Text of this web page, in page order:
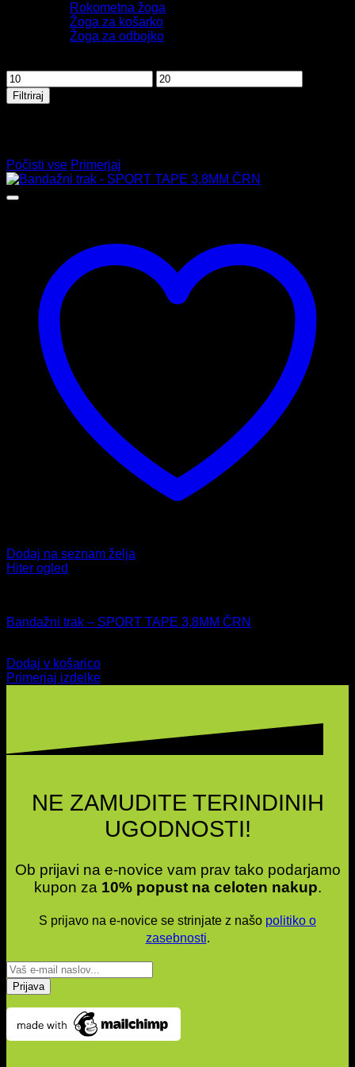
Rokometna žoga
Žoga za košarko
Žoga za odbojko
Min
cena
Max
cena
Filtriraj
Počisti vse Primerjaj
Dodaj na seznam želja
Hiter ogled
Bandažni trak – SPORT TAPE 3,8MM ČRN
Dodaj v košarico
Primerjaj izdelke
NE ZAMUDITE TERINDINIH
UGODNOSTI!
Ob prijavi na e-novice vam prav tako podarjamo
kupon za 10% popust na celoten nakup.
S prijavo na e-novice se strinjate z našo politiko o
zasebnosti.